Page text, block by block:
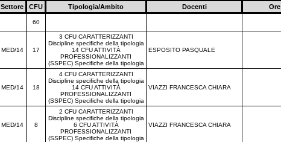
Settore CFU Tipologia/Ambito Docenti Ore
60
MED/14 17
3 CFU CARATTERIZZANTI
Discipline specifiche della tipologia
14 CFU ATTIVITÀ
PROFESSIONALIZZANTI
(SSPEC) Specifiche della tipologia
ESPOSITO PASQUALE
MED/14 18
4 CFU CARATTERIZZANTI
Discipline specifiche della tipologia
14 CFU ATTIVITÀ
PROFESSIONALIZZANTI
(SSPEC) Specifiche della tipologia
VIAZZI FRANCESCA CHIARA
MED/14 8
2 CFU CARATTERIZZANTI
Discipline specifiche della tipologia
6 CFU ATTIVITÀ
PROFESSIONALIZZANTI
(SSPEC) Specifiche della tipologia
VIAZZI FRANCESCA CHIARA